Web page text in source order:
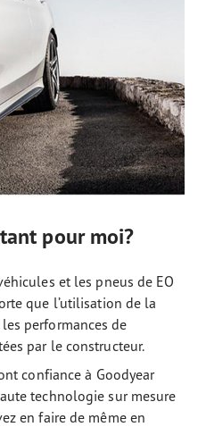
pour moi?
et les pneus de EO
que l’utilisation de la
performances de
par le constructeur.
confiance à Goodyear
technologie sur mesure
en faire de même en